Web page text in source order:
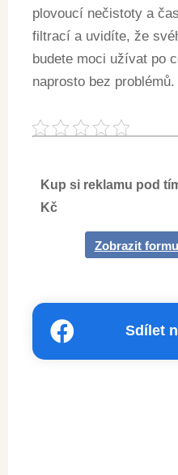
plovoucí nečistoty a
filtrací a uvidíte, že
budete moci užívat po
naprosto bez problémů.
Kup si reklamu pod
Kč
Zobrazit
Sdílet